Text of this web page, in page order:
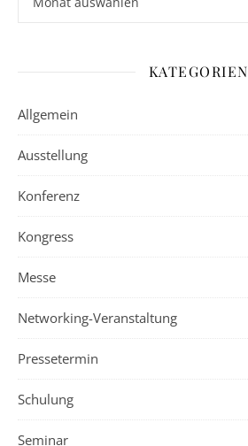
KATEGORIEN
Allgemein
Ausstellung
Konferenz
Kongress
Messe
Networking-Veranstaltung
Pressetermin
Schulung
Seminar